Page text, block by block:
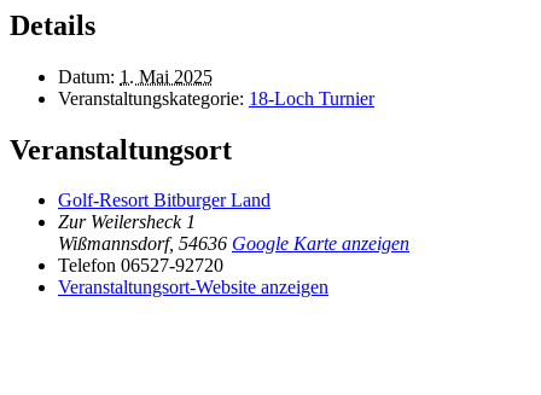
Details
Datum: 1. Mai 2025
Veranstaltungskategorie: 18-Loch Turnier
Veranstaltungsort
Golf-Resort Bitburger Land
Zur Weilersheck 1
Wißmannsdorf, 54636 Google Karte anzeigen
Telefon 06527-92720
Veranstaltungsort-Website anzeigen